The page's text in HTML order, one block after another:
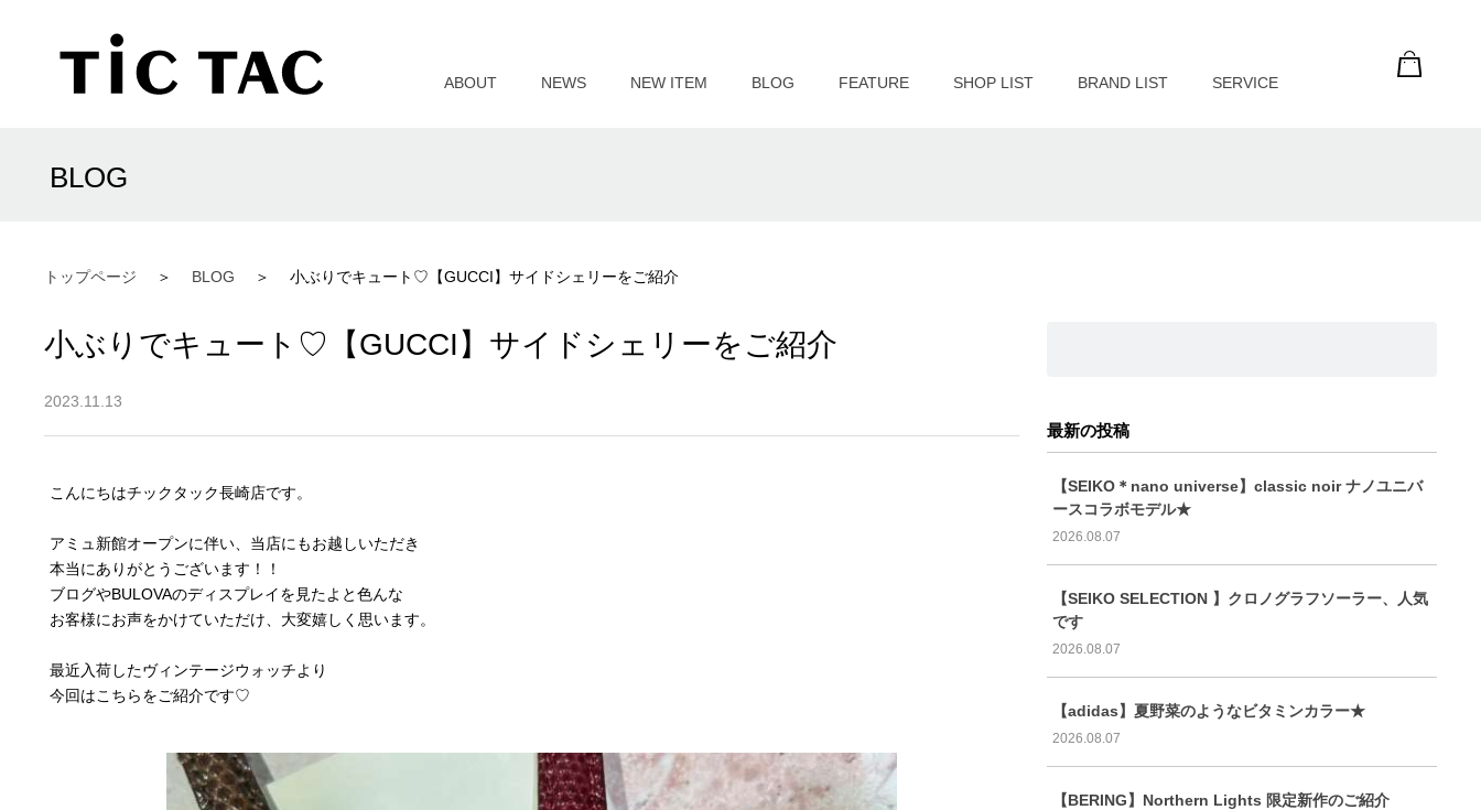
ABOUT NEWS NEW ITEM BLOG FEATURE SHOP LIST BRAND LIST SERVICE
トップページ BLOG 小ぶりでキュート♡【GUCCI】サイドシェリーをご紹介
BLOG
小ぶりでキュート♡【GUCCI】サイドシェリーをご紹介
2023.11.13
こんにちはチックタック長崎店です。
アミュ新館オープンに伴い、当店にもお越しいただき
本当にありがとうございます！！
ブログやBULOVAのディスプレイを見たよと色んな
お客様にお声をかけていただけ、大変嬉しく思います。
最近入荷したヴィンテージウォッチより
今回はこちらをご紹介です♡
最新の投稿
【SEIKO＊nano universe】classic noir ナノユニバ
ースコラボモデル★
2026.08.07
【SEIKO SELECTION 】クロノグラフソーラー、人気
です
2026.08.07
【adidas】夏野菜のようなビタミンカラー★
2026.08.07
【BERING】Northern Lights 限定新作のご紹介